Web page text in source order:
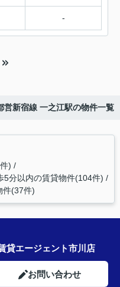
-
営新宿線 一之江駅の物件一覧
)
5分以内の賃貸物件(104件)
件(37件)
貸エージェント市川店
お問い合わせ